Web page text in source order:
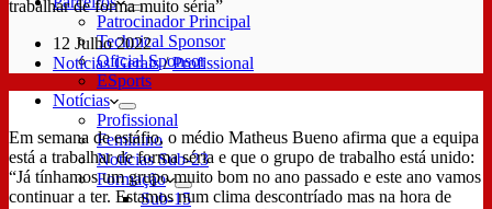
Patrocinador Principal
Technical Sponsor
Oficial Sponsor
ESports
Notícias
Profissional
Feminino
Notícias Sub-23
Formação
Sub-15
trabalhar de forma muito séria”
12 Julho 2022
Notícias Gerais/Profissional
Em semana de estáfio, o médio Matheus Bueno afirma que a equipa
está a trabalhar de forma séria e que o grupo de trabalho está unido:
“Já tínhamos um grupo muito bom no ano passado e este ano vamos
continuar a ter. Estamos num clima descontríado mas na hora de